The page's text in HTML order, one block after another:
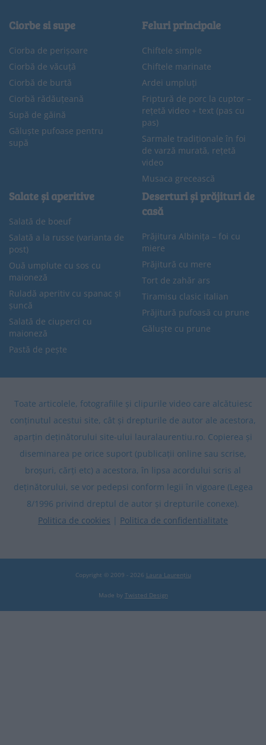
Ciorbe si supe
Ciorba de perișoare
Ciorbă de văcuță
Ciorbă de burtă
Ciorbă rădăuțeană
Supă de găină
Găluște pufoase pentru
supă
Feluri principale
Chiftele simple
Chiftele marinate
Ardei umpluți
Friptură de porc la cuptor –
rețetă video + text (pas cu
pas)
Sarmale tradiționale în foi
de varză murată, rețetă
video
Musaca grecească
Salate și aperitive
Salată de boeuf
Salată a la russe (varianta de
post)
Ouă umplute cu sos cu
maioneză
Ruladă aperitiv cu spanac și
șuncă
Salată de ciuperci cu
maioneză
Pastă de pește
Deserturi și prăjituri de
casă
Prăjitura Albinița – foi cu
miere
Prăjitură cu mere
Tort de zahăr ars
Tiramisu clasic italian
Prăjitură pufoasă cu prune
Găluște cu prune
Toate articolele, fotografiile și clipurile video care alcătuiesc
conținutul acestui site, cât și drepturile de autor ale acestora,
aparțin deținătorului site-ului lauralaurentiu.ro. Copierea și
diseminarea pe orice suport (publicații online sau scrise,
broșuri, cărți etc) a acestora, în lipsa acordului scris al
deținătorului, se vor pedepsi conform legii în vigoare (Legea
8/1996 privind dreptul de autor și drepturile conexe).
Politica de cookies | Politica de confidentialitate
Copyright © 2009 - 2026 Laura Laurențiu
Made by Twisted Design